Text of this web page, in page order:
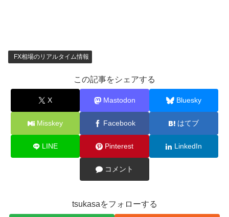
FX相場のリアルタイム情報
この記事をシェアする
X Mastodon Bluesky
Misskey Facebook はてブ
LINE Pinterest LinkedIn
コメント
tsukasaをフォローする